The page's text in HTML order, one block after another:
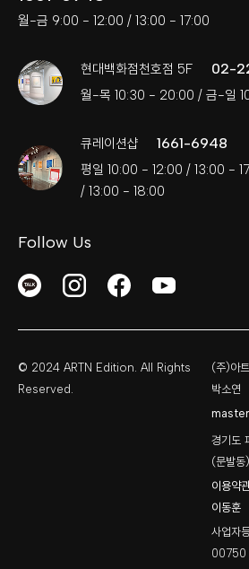
월-금 9:00 - 12:00 / 13:00 - 17:00
현대백화점천호점 5F 02-
월-목 10:30 - 20:00 / 금-일
큐레이션샵 1661-6948
평일 10:00 - 12:00 / 13:00 -
/ 13:00 - 18:00
Follow Us
© 2024 ARTN Edition. All Rights
Reserved.
(주)아
박소연
경기도
(문발동)
이용약
이동훈
사업자
00750